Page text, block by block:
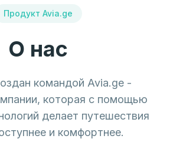
Продукт Avia.ge
О нас
командой Avia.ge -
которая с помощью
делает путешествия
и комфортнее.